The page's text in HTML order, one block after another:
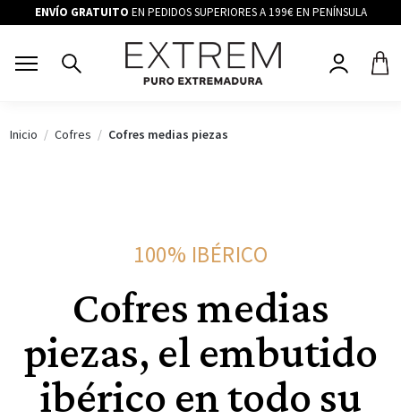
ENVÍO GRATUITO EN PEDIDOS SUPERIORES A 199€ EN PENÍNSULA
Inicio Cofres Cofres medias piezas
100% IBÉRICO
Cofres medias
piezas, el embutido
ibérico en todo su